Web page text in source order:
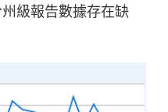
級報告數據存在缺